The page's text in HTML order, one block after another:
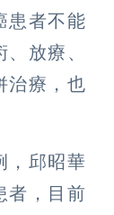
患者不能
放療、
治療，也
，邱昭華
者，目前